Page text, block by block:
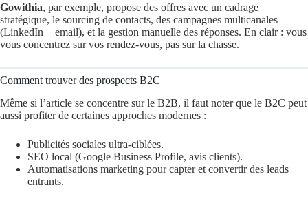
Gowithia, par exemple, propose des offres avec un cadrage
stratégique, le sourcing de contacts, des campagnes multicanales
(LinkedIn + email), et la gestion manuelle des réponses. En clair : vous
vous concentrez sur vos rendez-vous, pas sur la chasse.
Comment trouver des prospects B2C
Même si l’article se concentre sur le B2B, il faut noter que le B2C peut
aussi profiter de certaines approches modernes :
Publicités sociales ultra-ciblées.
SEO local (Google Business Profile, avis clients).
Automatisations marketing pour capter et convertir des leads
entrants.